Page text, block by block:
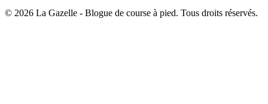
© 2026 La Gazelle - Blogue de course à pied. Tous droits réservés.